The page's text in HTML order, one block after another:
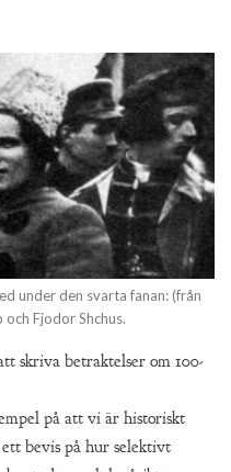
under den svarta fanan: (från
Fjodor Shchus.
skriva betraktelser om 100-
på att vi är historiskt
bevis på hur selektivt